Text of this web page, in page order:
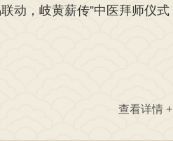
动，岐黄薪传”中医拜师仪式
查看详情 +